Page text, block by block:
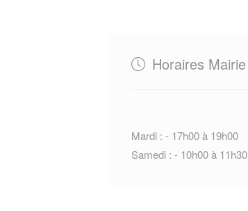
Horaires Mairie
Mardi : - 17h00 à 19h00
Samedi : - 10h00 à 11h30